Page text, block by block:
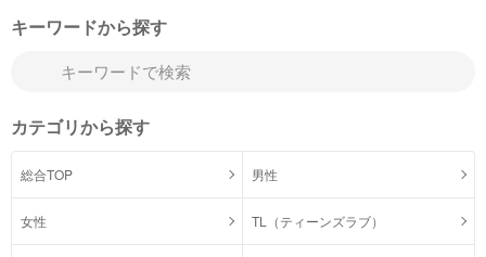
キーワードから探す
カテゴリから探す
総合TOP 男性
女性 TL（ティーンズラブ）